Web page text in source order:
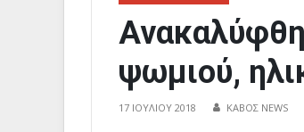
ψωμιού,
17 ΙΟΥΛΊΟΥ 2018 ΚΑΒΟΣ NEWS